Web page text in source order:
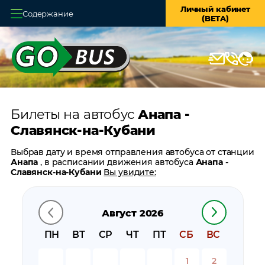
Содержание
Личный кабинет
(BETA)
Главная
О системе
Оплата и доставка
Возврат билетов
Заказ автобуса
Контакты
Билеты на автобусАнапа -
Славянск-на-Кубани
Август 2026
ПН
ВТ СР ЧТ ПТ СБ ВС
1 2
Выбрав дату и время отправления автобуса от станции
Анапа, в расписании движения автобусаАнапа -
Славянск-на-Кубани Вы увидите:
время прибытия
время в пути
цену билета